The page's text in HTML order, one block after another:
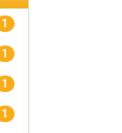
1
1
1
1